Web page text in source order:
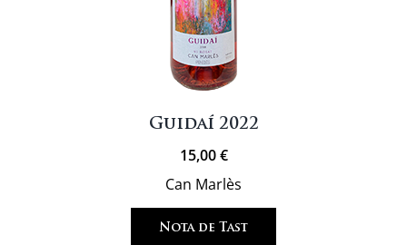
Guidaí 2022
15,00€
Can Marlès
Nota de Tast